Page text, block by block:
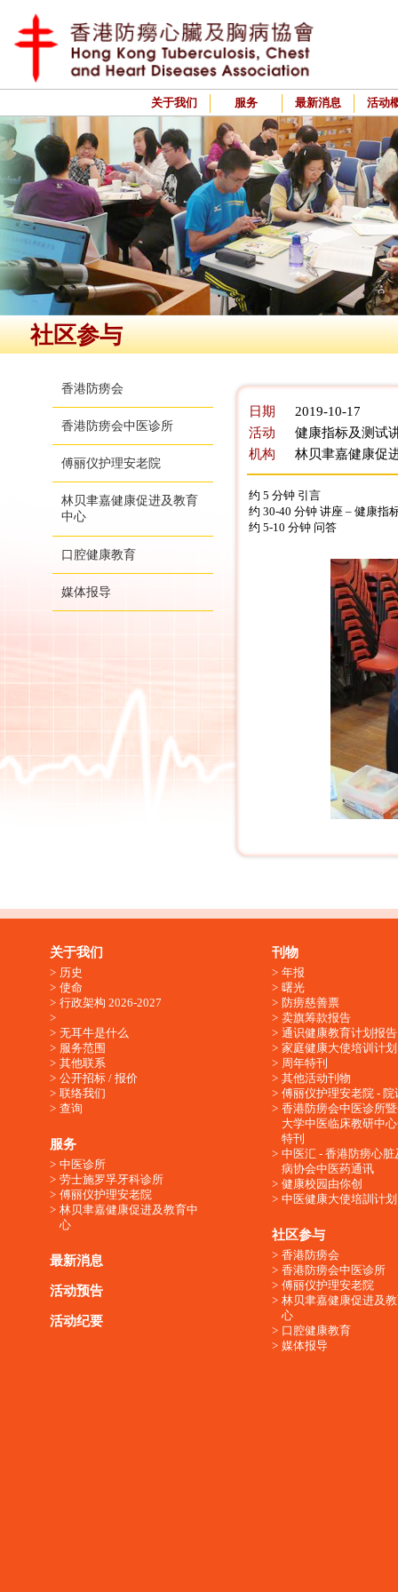
关于我们 服务 最新消息 活动
社区参与
香港防痨会
香港防痨会中医诊所
傅丽仪护理安老院
林贝聿嘉健康促进及教育
中心
口腔健康教育
媒体报导
日期
2019-10-17
活动
健康指标及测试
机构
林贝聿嘉健康促
约 5 分钟 引言
约 30-40 分钟 讲座 – 健康指
约 5-10 分钟 问答
关于我们
历史
使命
行政架构 2026-2027
无耳牛是什么
服务范围
其他联系
公开招标 / 报价
联络我们
查询
服务
中医诊所
劳士施罗孚牙科诊所
傅丽仪护理安老院
林贝聿嘉健康促进及教育中
心
最新消息
活动预告
活动纪要
刊物
年报
曙光
防痨慈善票
卖旗筹款报告
通识健康教育计划报告
家庭健康大使培训计划
周年特刊
其他活动刊物
傅丽仪护理安老院 - 院
香港防痨会中医诊所
大学中医临床教研中
特刊
中医汇 - 香港防痨心脏
病协会中医药通讯
健康校园由你创
中医健康大使培訓计划
社区参与
香港防痨会
香港防痨会中医诊所
傅丽仪护理安老院
林贝聿嘉健康促进及
心
口腔健康教育
媒体报导